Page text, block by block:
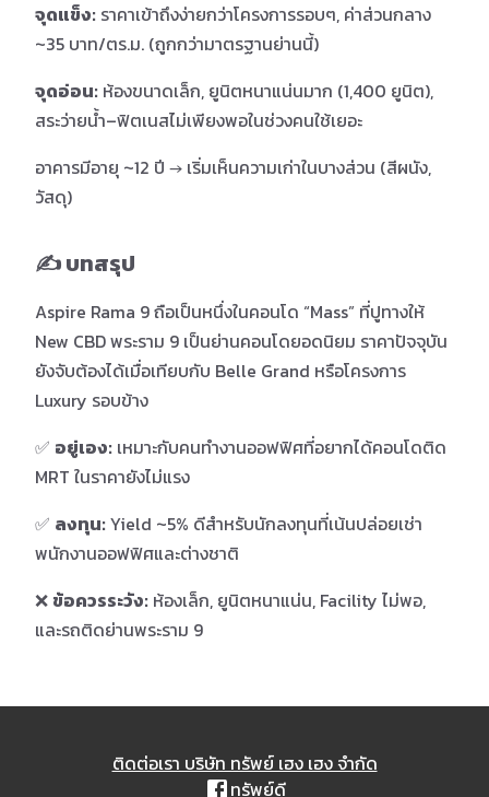
จุดแข็ง: ราคาเข้าถึงง่ายกว่าโครงการรอบๆ, ค่าส่วนกลาง
~35 บาท/ตร.ม. (ถูกกว่ามาตรฐานย่านนี้)
จุดอ่อน: ห้องขนาดเล็ก, ยูนิตหนาแน่นมาก (1,400 ยูนิต),
สระว่ายน้ำ–ฟิตเนสไม่เพียงพอในช่วงคนใช้เยอะ
อาคารมีอายุ ~12 ปี → เริ่มเห็นความเก่าในบางส่วน (สีผนัง,
วัสดุ)
✍️ บทสรุป
Aspire Rama 9 ถือเป็นหนึ่งในคอนโด “Mass” ที่ปูทางให้
New CBD พระราม 9 เป็นย่านคอนโดยอดนิยม ราคาปัจจุบัน
ยังจับต้องได้เมื่อเทียบกับ Belle Grand หรือโครงการ
Luxury รอบข้าง
✅ อยู่เอง: เหมาะกับคนทำงานออฟฟิศที่อยากได้คอนโดติด
MRT ในราคายังไม่แรง
✅ ลงทุน:Yield ~5% ดีสำหรับนักลงทุนที่เน้นปล่อยเช่า
พนักงานออฟฟิศและต่างชาติ
❌ ข้อควรระวัง: ห้องเล็ก, ยูนิตหนาแน่น, Facility ไม่พอ,
และรถติดย่านพระราม 9
ติดต่อเรา บริษัท ทรัพย์ เฮง เฮง จำกัด
ทรัพย์ดี